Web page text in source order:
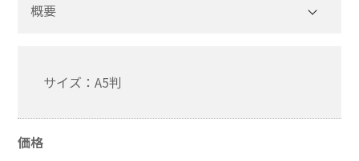
英文テキスト
調査報告書
機関誌「損保総研レポート」
概要
サイズ：A5判
価格